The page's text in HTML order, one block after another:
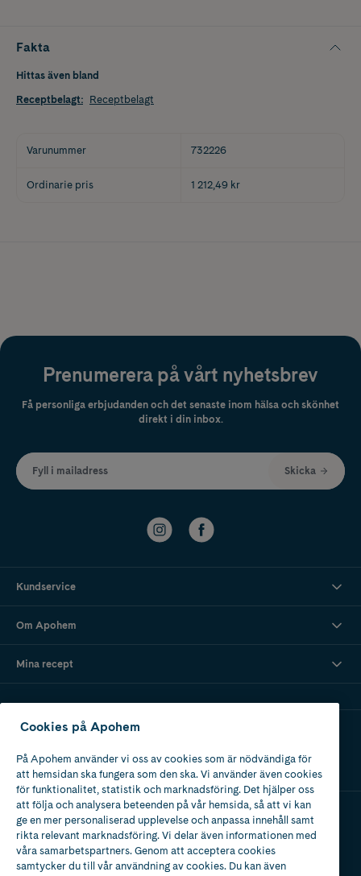
Fakta
Hittas även bland
Receptbelagt: Receptbelagt
Varunummer 732226
Ordinarie pris 1 212,49 kr
Prenumerera på vårt nyhetsbrev
Få personliga erbjudanden och det senaste inom hälsa och skönhet
direkt i din inbox.
Fyll i mailadress Skicka
Kundservice
Om Apohem
Mina recept
Ladda ner vår app
Apotek med tillstånd
av Läkemedelsverket
Cookies på Apohem
På Apohem använder vi oss av cookies som är nödvändiga för
att hemsidan ska fungera som den ska. Vi använder även cookies
för funktionalitet, statistik och marknadsföring. Det hjälper oss
att följa och analysera beteenden på vår hemsida, så att vi kan
ge en mer personaliserad upplevelse och anpassa innehåll samt
rikta relevant marknadsföring. Vi delar även informationen med
våra samarbetspartners. Genom att acceptera cookies
samtycker du till vår användning av cookies. Du kan även